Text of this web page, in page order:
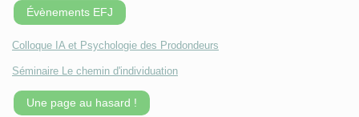
Évènements EFJ
Colloque IA et Psychologie des Prodondeurs
Séminaire Le chemin d'individuation
Une page au hasard !